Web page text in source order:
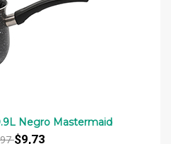
Negro Mastermaid
$9,73